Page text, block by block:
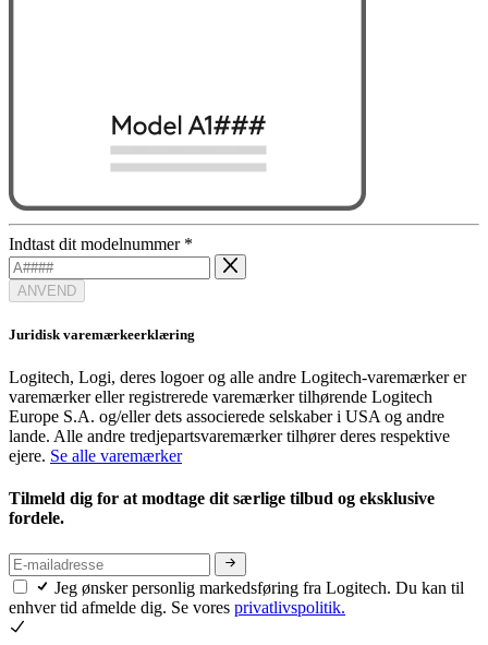
Indtast dit modelnummer *
ANVEND
Juridisk varemærkeerklæring
Logitech, Logi, deres logoer og alle andre Logitech-varemærker er
varemærker eller registrerede varemærker tilhørende Logitech
Europe S.A. og/eller dets associerede selskaber i USA og andre
lande. Alle andre tredjepartsvaremærker tilhører deres respektive
ejere. Se alle varemærker
Tilmeld dig for at modtage dit særlige tilbud og eksklusive
fordele.
Jeg ønsker personlig markedsføring fra Logitech. Du kan til
enhver tid afmelde dig. Se vores privatlivspolitik.